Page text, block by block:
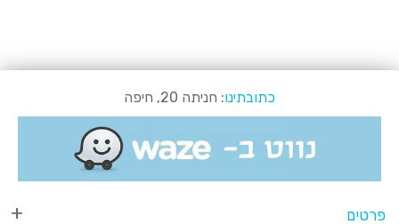
כתובתינו: חניתה 20, חיפה
פרטים